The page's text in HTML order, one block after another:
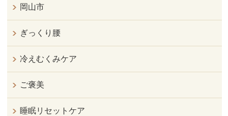
岡山市
ぎっくり腰
冷えむくみケア
ご褒美
睡眠リセットケア